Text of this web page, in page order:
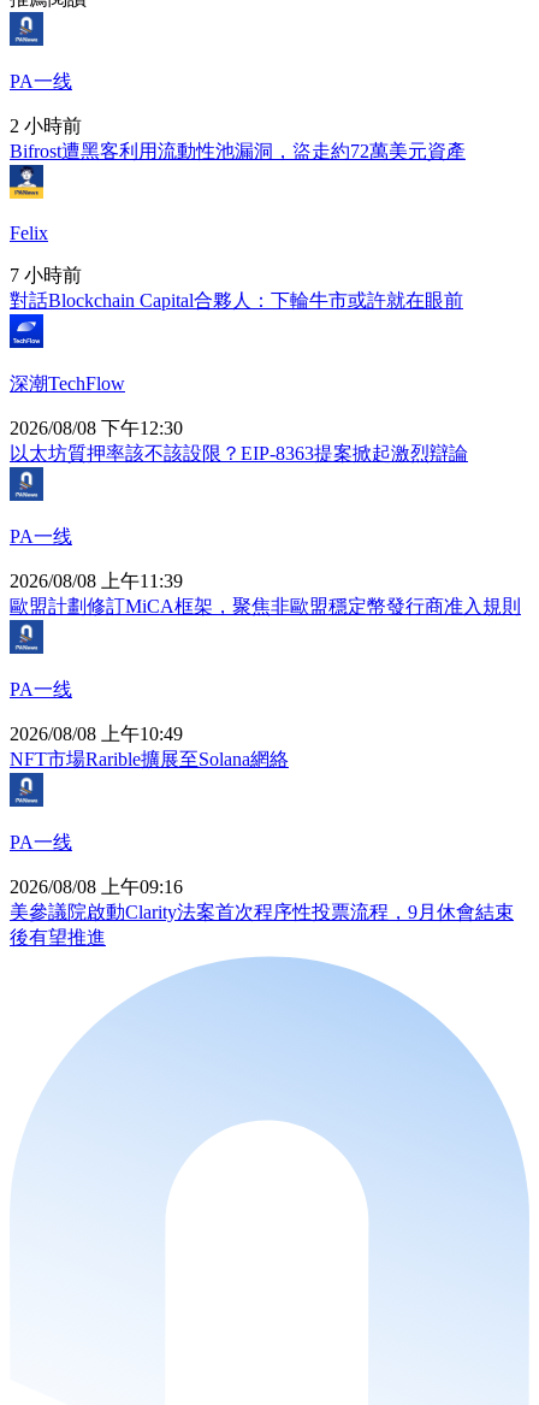
PA一线
2 小時前
Bifrost遭黑客利用流動性池漏洞，盜走約72萬美元資產
Felix
7 小時前
對話Blockchain Capital合夥人：下輪牛市或許就在眼前
深潮TechFlow
2026/08/08 下午12:30
以太坊質押率該不該設限？EIP-8363提案掀起激烈辯論
PA一线
2026/08/08 上午11:39
歐盟計劃修訂MiCA框架，聚焦非歐盟穩定幣發行商准入規則
PA一线
2026/08/08 上午10:49
NFT市場Rarible擴展至Solana網絡
PA一线
2026/08/08 上午09:16
美參議院啟動Clarity法案首次程序性投票流程，9月休會結束
後有望推進